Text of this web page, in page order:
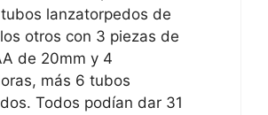
lanzatorpedos de
otros con 3 piezas de
de 20mm y 4
más 6 tubos
Todos podían dar 31